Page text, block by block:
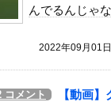
発表されるんでるんじゃ
2022年09月01
コメント
【動画